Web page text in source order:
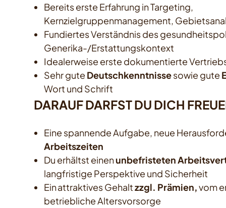
Bereits erste Erfahrung in Targeting,
Kernzielgruppenmanagement,
Fundiertes Verständnis des
Generika-/Erstattungskontext
Idealerweise erste dokumentierte
Sehr gute Deutschkenntnissesowie gute
Wort und Schrift
DARAUF DARFST DU DICH
Eine spannende Aufgabe, neue
Arbeitszeiten
Du erhältst einenunbefristeten
langfristige Perspektive und Sicherheit
Ein attraktives Gehaltzzgl. Prämien,vom
betriebliche Altersvorsorge